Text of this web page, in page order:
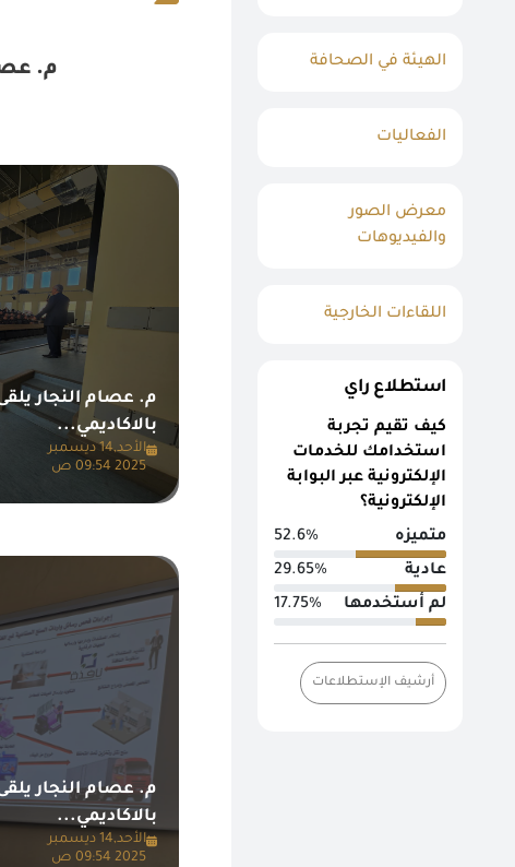
الهيئة في الصحافة
الفعاليات
معرض الصور
والفيديوهات
اللقاءات الخارجية
استطلاع راي
كيف تقيم تجربة
استخدامك للخدمات
الإلكترونية عبر البوابة
الإلكترونية؟
متميزه
52.6%
عادية
29.65%
لم أستخدمها
17.75%
أرشيف الإستطلاعات
م.
م. عصام النجار
بالاكاديمي...
الأحد,14 ديسمبر
2025 09:54 ص
م. عصام النجار
بالاكاديمي...
الأحد,14 ديسمبر
2025 09:54 ص